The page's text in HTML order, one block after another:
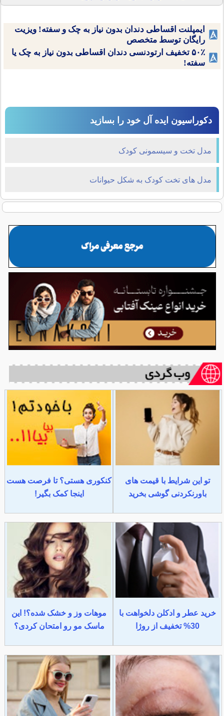
ایمپلنت اقساطی دندان بدون نیاز به چک و سفته! ویزیت
رایگان توسط متخصص
۵۰٪ تخفیف ارتودنسی دندان اقساطی بدون نیاز به چک یا
سفته!
دکوراسیون ایده آل خود را بسازید
مدل تخت و سیسمونی کودک
مدل های تخت کودک به شکل حیوانات
تو این شرایط با قیمت های
باورنکردنی گوشی بخرید
کنکوری هستی؟ تا فرصت هست
اینجا کمک بگیر!
خرید عطر و ادکلن دلخواهت با
30% تخفیف از روژا
موهات وز و خشک شده؟! این
ماسک مو رو امتحان کردی؟